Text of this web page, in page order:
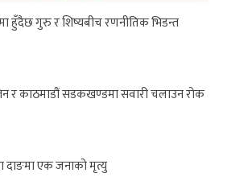
हुँदैछ गुरु र शिष्यबीच रणनीतिक भिडन्त
र काठमाडौं सडकखण्डमा सवारी चलाउन रोक
दाङमा एक जनाको मृत्यु